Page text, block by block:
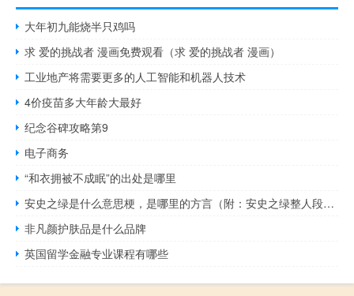
大年初九能烧半只鸡吗
求 爱的挑战者 漫画免费观看（求 爱的挑战者 漫画）
工业地产将需要更多的人工智能和机器人技术
4价疫苗多大年龄大最好
纪念谷碑攻略第9
电子商务
“和衣拥被不成眠”的出处是哪里
安史之绿是什么意思梗，是哪里的方言（附：安史之绿整人段子完整版）什么梗
非凡颜护肤品是什么品牌
英国留学金融专业课程有哪些